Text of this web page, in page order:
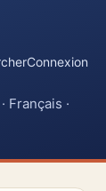
Connexion
·